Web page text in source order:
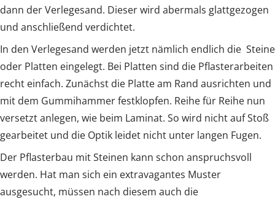
dann der Verlegesand. Dieser wird abermals glattgezogen
und anschließend verdichtet.
In den Verlegesand werden jetzt nämlich endlich die Steine
oder Platten eingelegt. Bei Platten sind die Pflasterarbeiten
recht einfach. Zunächst die Platte am Rand ausrichten und
mit dem Gummihammer festklopfen. Reihe für Reihe nun
versetzt anlegen, wie beim Laminat. So wird nicht auf Stoß
gearbeitet und die Optik leidet nicht unter langen Fugen.
Der Pflasterbau mit Steinen kann schon anspruchsvoll
werden. Hat man sich ein extravagantes Muster
ausgesucht, müssen nach diesem auch die